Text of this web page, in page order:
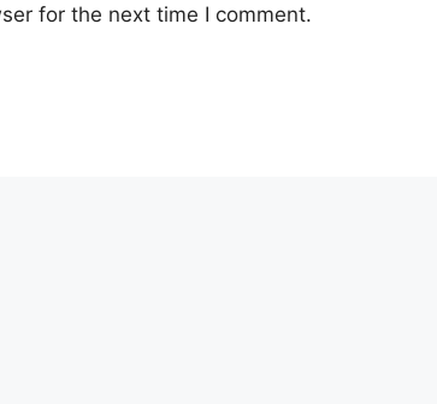
for the next time I comment.